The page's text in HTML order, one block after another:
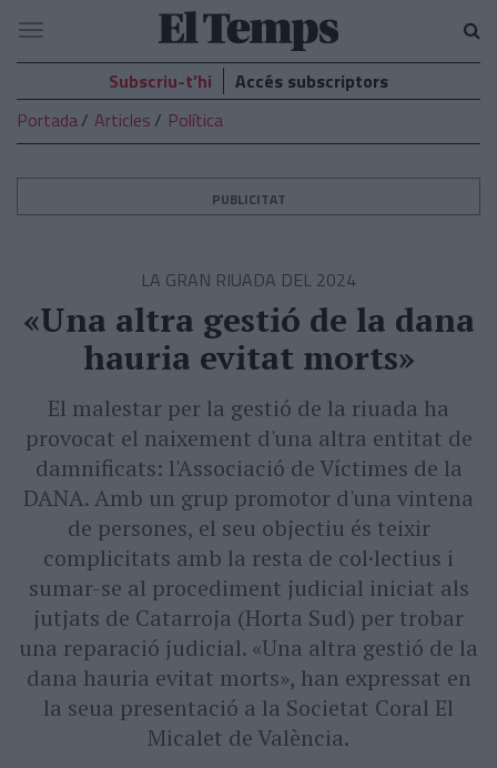
El
Temps
Navegació
Subscriu-t’hi
Accés subscriptors
Portada
Articles Política
PUBLICITAT
LA GRAN RIUADA DEL 2024
«Una altra gestió de la dana
hauria evitat morts»
El malestar per la gestió de la riuada ha
provocat el naixement d'una altra entitat de
damnificats: l'Associació de Víctimes de la
DANA. Amb un grup promotor d'una vintena
de persones, el seu objectiu és teixir
complicitats amb la resta de col·lectius i
sumar-se al procediment judicial iniciat als
jutjats de Catarroja (Horta Sud) per trobar
una reparació judicial. «Una altra gestió de la
dana hauria evitat morts», han expressat en
la seua presentació a la Societat Coral El
Micalet de València.